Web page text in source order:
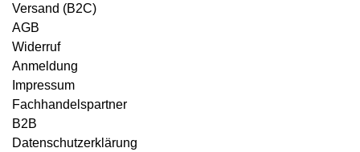
Versand (B2C)
AGB
Widerruf
Anmeldung
Impressum
Fachhandelspartner
B2B
Datenschutzerklärung